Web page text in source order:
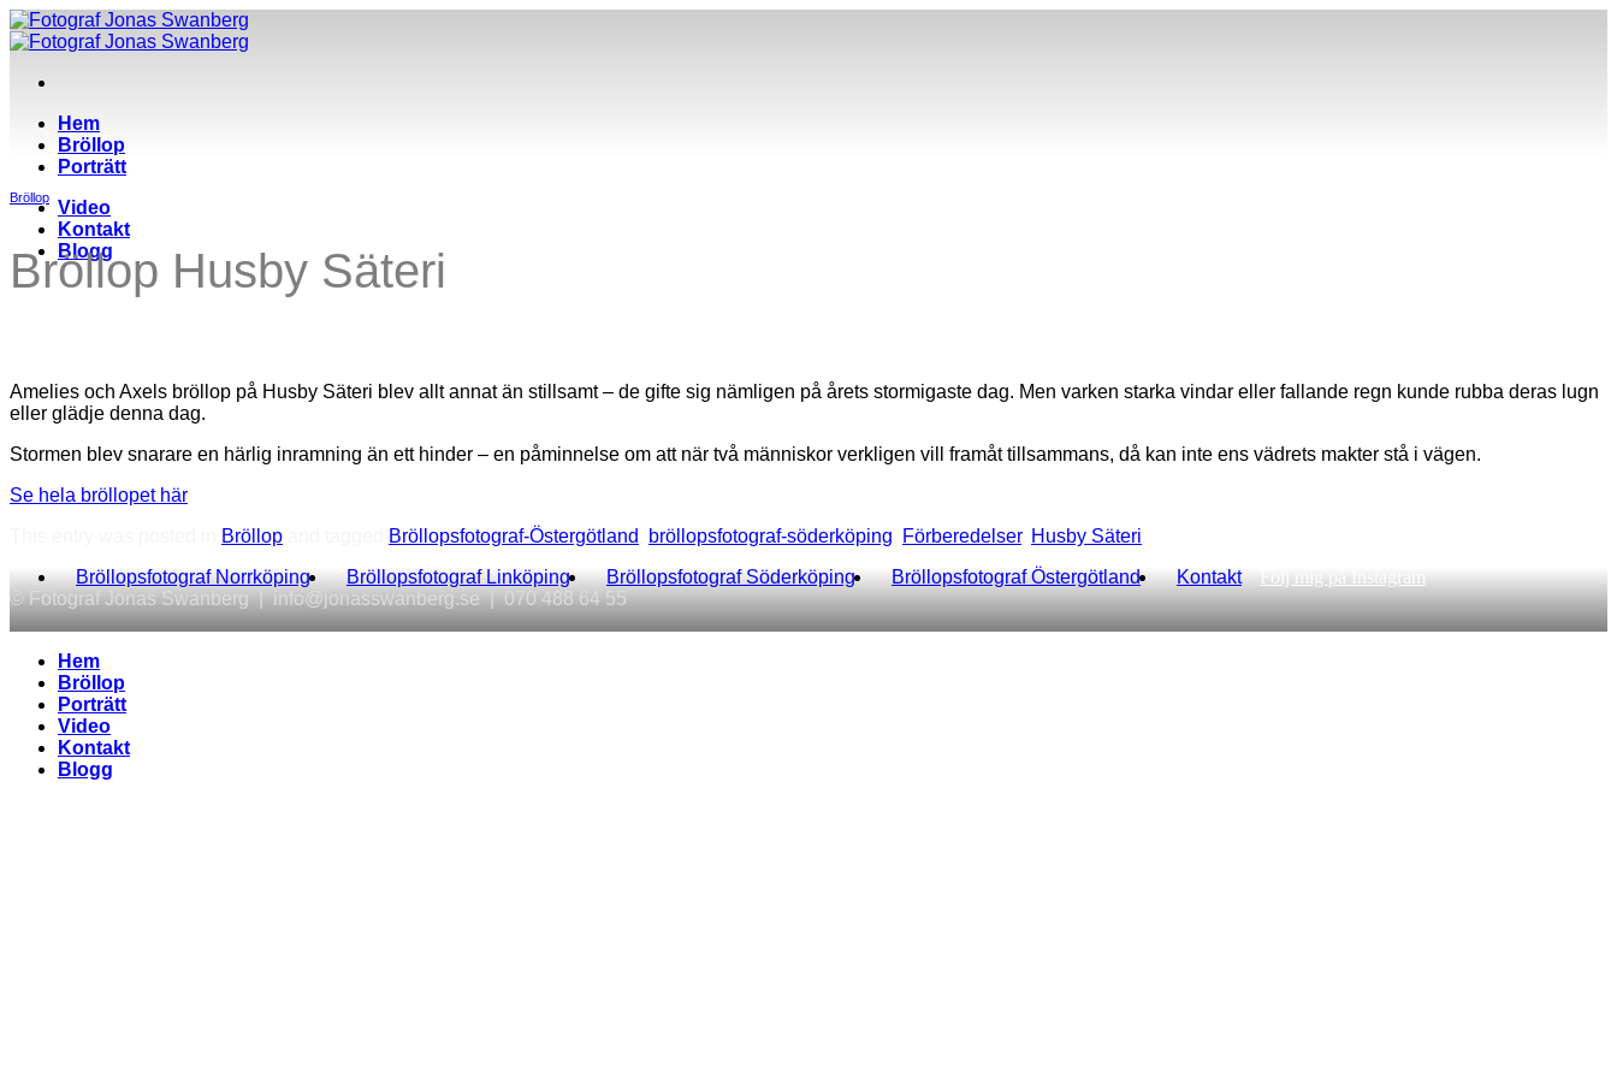
Skip
to
Hem
Bröllop
Porträtt
Video
Kontakt
Blogg
Bröllop
Bröllop Husby Säteri
Amelies och Axels bröllop på Husby Säteri blev allt annat än stillsamt – de gifte sig nämligen på årets stormigaste dag. Men varken starka vindar eller fallande regn kunde rubba deras lugn
eller glädje denna dag.
Stormen blev snarare en härlig inramning än ett hinder – en påminnelse om att när två människor verkligen vill framåt tillsammans, då kan inte ens vädrets makter stå i vägen.
Se hela bröllopet här
Bröllop Bröllopsfotograf-Östergötland bröllopsfotograf-söderköping Förberedelser, Husby Säteri
Bröllopsfotograf Norrköping
Bröllopsfotograf Linköping Bröllopsfotograf Söderköping Bröllopsfotograf Östergötland Kontakt
Följ mig på Instagram
© Fotograf Jonas Swanberg | info@jonasswanberg.se | 070 488 64 55
Hem
Bröllop
Porträtt
Video
Kontakt
Blogg